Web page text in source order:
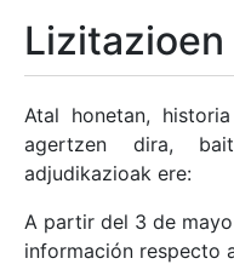
Erakutsi/Ezkutatu
Erakutsi/Ezkutatu
Atal honetan,
agertzen dira,
adjudikazioak ere:
A partir del 3 de
información respecto